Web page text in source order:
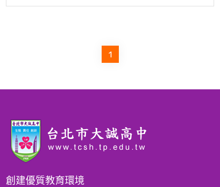
1
創建優質教育環境